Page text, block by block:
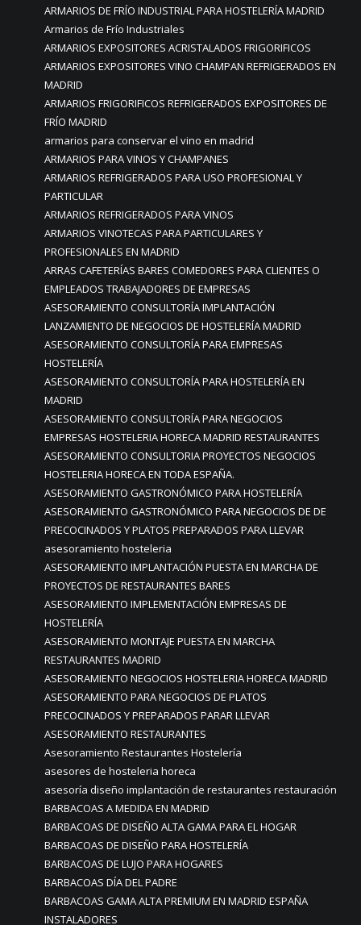
ARMARIOS DE FRÍO INDUSTRIAL PARA HOSTELERÍA MADRID
Armarios de Frío Industriales
ARMARIOS EXPOSITORES ACRISTALADOS FRIGORIFICOS
ARMARIOS EXPOSITORES VINO CHAMPAN REFRIGERADOS EN
MADRID
ARMARIOS FRIGORIFICOS REFRIGERADOS EXPOSITORES DE
FRÍO MADRID
armarios para conservar el vino en madrid
ARMARIOS PARA VINOS Y CHAMPANES
ARMARIOS REFRIGERADOS PARA USO PROFESIONAL Y
PARTICULAR
ARMARIOS REFRIGERADOS PARA VINOS
ARMARIOS VINOTECAS PARA PARTICULARES Y
PROFESIONALES EN MADRID
ARRAS CAFETERÍAS BARES COMEDORES PARA CLIENTES O
EMPLEADOS TRABAJADORES DE EMPRESAS
ASESORAMIENTO CONSULTORÍA IMPLANTACIÓN
LANZAMIENTO DE NEGOCIOS DE HOSTELERÍA MADRID
ASESORAMIENTO CONSULTORÍA PARA EMPRESAS
HOSTELERÍA
ASESORAMIENTO CONSULTORÍA PARA HOSTELERÍA EN
MADRID
ASESORAMIENTO CONSULTORÍA PARA NEGOCIOS
EMPRESAS HOSTELERIA HORECA MADRID RESTAURANTES
ASESORAMIENTO CONSULTORIA PROYECTOS NEGOCIOS
HOSTELERIA HORECA EN TODA ESPAÑA.
ASESORAMIENTO GASTRONÓMICO PARA HOSTELERÍA
ASESORAMIENTO GASTRONÓMICO PARA NEGOCIOS DE DE
PRECOCINADOS Y PLATOS PREPARADOS PARA LLEVAR
asesoramiento hosteleria
ASESORAMIENTO IMPLANTACIÓN PUESTA EN MARCHA DE
PROYECTOS DE RESTAURANTES BARES
ASESORAMIENTO IMPLEMENTACIÓN EMPRESAS DE
HOSTELERÍA
ASESORAMIENTO MONTAJE PUESTA EN MARCHA
RESTAURANTES MADRID
ASESORAMIENTO NEGOCIOS HOSTELERIA HORECA MADRID
ASESORAMIENTO PARA NEGOCIOS DE PLATOS
PRECOCINADOS Y PREPARADOS PARAR LLEVAR
ASESORAMIENTO RESTAURANTES
Asesoramiento Restaurantes Hostelería
asesores de hosteleria horeca
asesoría diseño implantación de restaurantes restauración
BARBACOAS A MEDIDA EN MADRID
BARBACOAS DE DISEÑO ALTA GAMA PARA EL HOGAR
BARBACOAS DE DISEÑO PARA HOSTELERÍA
BARBACOAS DE LUJO PARA HOGARES
BARBACOAS DÍA DEL PADRE
BARBACOAS GAMA ALTA PREMIUM EN MADRID ESPAÑA
INSTALADORES